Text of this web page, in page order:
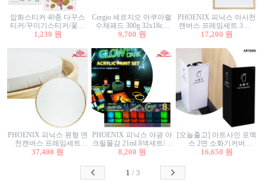
압화스티커 40종 다꾸스
티커/꾸미기스티커/꽃스
티커/압화꽃책갈피/팬시
1,230 원
Cergio 세르지오 아쿠아렐
수채패드 300g 32x18cm
12매 1면제본
9,700 원
PHOENIX 피닉스 아사천
캔버스 프레임세트 3호F
27.3x22cm 캔버스와 올림
17,200 원
PHOENIX 피닉스 원형 면
천캔버스 프레임세트
40cm/원형캔버스/플로팅
37,400 원
PHOENIX 피닉스 야광 아
크릴물감 21ml 8색세트/야
광물감
8,200 원
[오늘출고] 아트사인 포멕
스 2면 소화기커버
1470/1471/소화기커버/소
함/소화기거치대/소화기
16,650 원
1 / 3